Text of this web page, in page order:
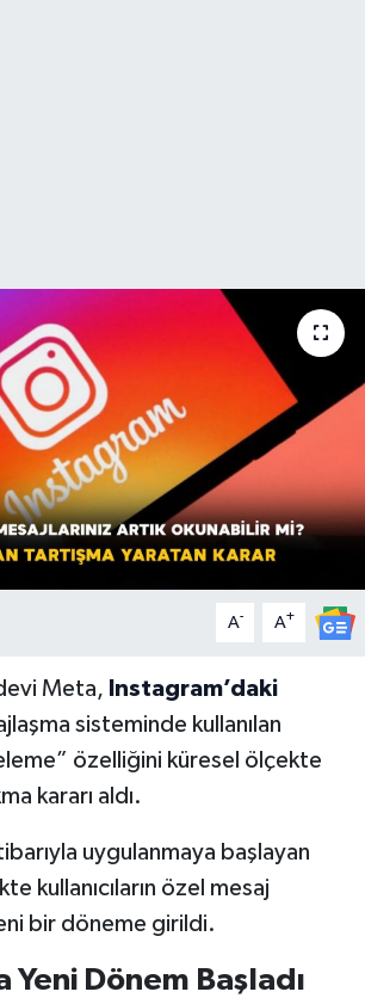
A- A+
Meta, Instagram’daki
sisteminde kullanılan
özelliğini küresel ölçekte
kararı aldı.
uygulanmaya başlayan
kullanıcıların özel mesaj
bir döneme girildi.
Yeni Dönem Başladı